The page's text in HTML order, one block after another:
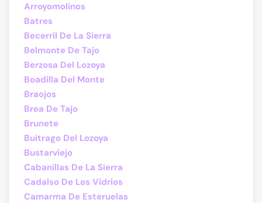
Arroyomolinos
Batres
Becerril De La Sierra
Belmonte De Tajo
Berzosa Del Lozoya
Boadilla Del Monte
Braojos
Brea De Tajo
Brunete
Buitrago Del Lozoya
Bustarviejo
Cabanillas De La Sierra
Cadalso De Los Vidrios
Camarma De Esteruelas